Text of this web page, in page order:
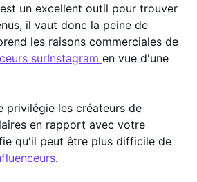
un excellent outil pour trouver
il vaut donc la peine de
les raisons commerciales de
surInstagram en vue d'une
privilégie les créateurs de
en rapport avec votre
qu'il peut être plus difficile de
.